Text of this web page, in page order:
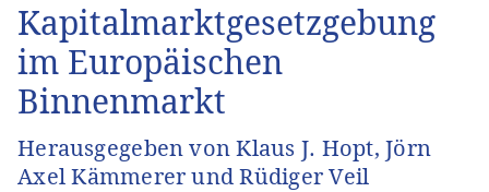
Kapitalmarktgesetzgebung
im Europäischen
Binnenmarkt
Herausgegeben von Klaus J. Hopt, Jörn
Axel Kämmerer und Rüdiger Veil